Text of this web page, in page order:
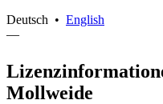
Deutsch • English
—
Mollweide